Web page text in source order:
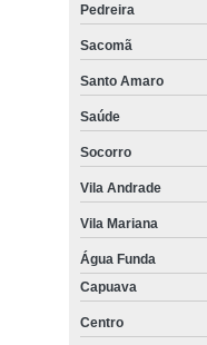
Pedreira
Sacomã
Santo Amaro
Saúde
Socorro
Vila Andrade
Vila Mariana
Água Funda
Capuava
Centro